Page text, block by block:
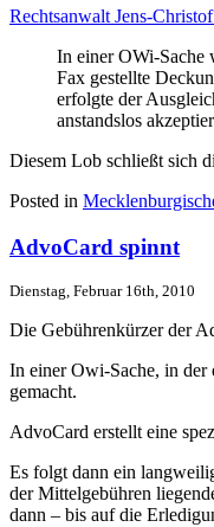
Rechtsanwalt Jens-
In einer OWi-Sache
Fax gestellte
erfolgte der
anstandslos
Diesem Lob schließt sich
Posted in
AdvoCard spinnt
Dienstag, Februar 16th, 2010
Die Gebührenkürzer der
In einer Owi-Sache, in der
gemacht.
AdvoCard erstellt eine
Es folgt dann ein
der Mittelgebühren
dann – bis auf die